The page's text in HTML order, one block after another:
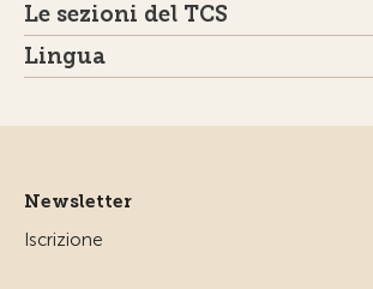
Le sezioni del TCS
Lingua
Newsletter
Iscrizione